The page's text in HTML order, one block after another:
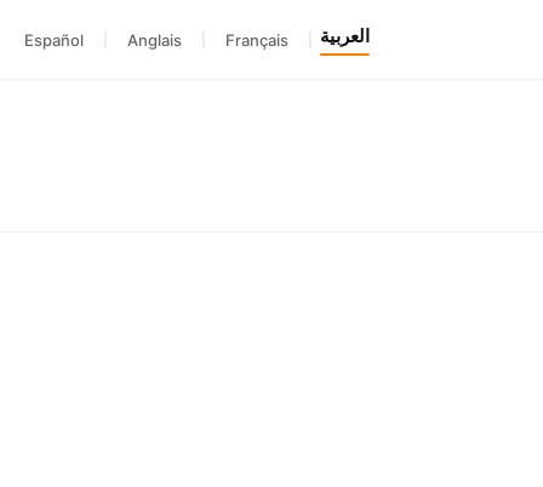
العربية Français
Anglais
Español